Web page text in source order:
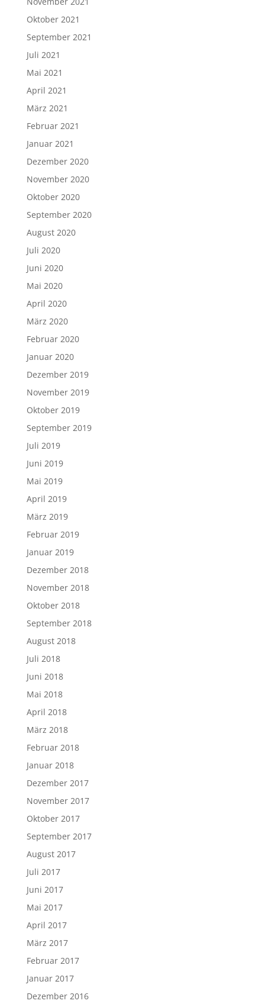
Oktober 2021
September 2021
Juli 2021
Mai 2021
April 2021
März 2021
Februar 2021
Januar 2021
Dezember 2020
November 2020
Oktober 2020
September 2020
August 2020
Juli 2020
Juni 2020
Mai 2020
April 2020
März 2020
Februar 2020
Januar 2020
Dezember 2019
November 2019
Oktober 2019
September 2019
Juli 2019
Juni 2019
Mai 2019
April 2019
März 2019
Februar 2019
Januar 2019
Dezember 2018
November 2018
Oktober 2018
September 2018
August 2018
Juli 2018
Juni 2018
Mai 2018
April 2018
März 2018
Februar 2018
Januar 2018
Dezember 2017
November 2017
Oktober 2017
September 2017
August 2017
Juli 2017
Juni 2017
Mai 2017
April 2017
März 2017
Februar 2017
Januar 2017
Dezember 2016